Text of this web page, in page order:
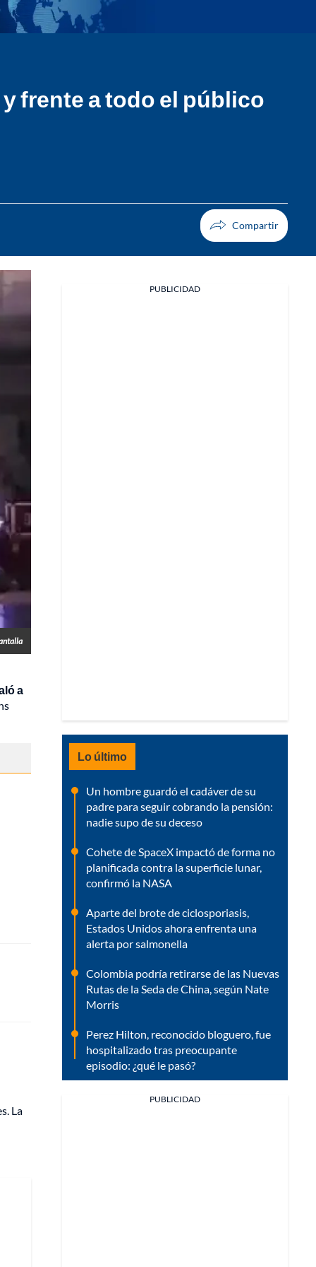
frente a todo el público
a
La
PUBLICIDAD
Lo último
Un hombre guardó el cadáver de su
padre para seguir cobrando la pensión:
nadie supo de su deceso
Cohete de SpaceX impactó de forma no
planificada contra la superficie lunar,
confirmó la NASA
Aparte del brote de ciclosporiasis,
Estados Unidos ahora enfrenta una
alerta por salmonella
Colombia podría retirarse de las Nuevas
Rutas de la Seda de China, según Nate
Morris
Perez Hilton, reconocido bloguero, fue
hospitalizado tras preocupante
episodio: ¿qué le pasó?
PUBLICIDAD